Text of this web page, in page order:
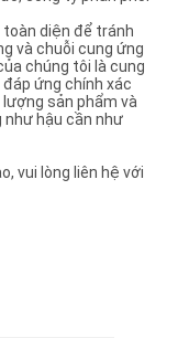
toàn diện để tránh
và chuỗi cung ứng
chúng tôi là cung
ứng chính xác
sản phẩm và
như hậu cần như
vui lòng liên hệ với